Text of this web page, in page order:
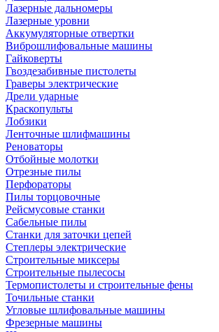
Лазерные дальномеры
Лазерные уровни
Аккумуляторные отвертки
Виброшлифовальные машины
Гайковерты
Гвоздезабивные пистолеты
Граверы электрические
Дрели ударные
Краскопульты
Лобзики
Ленточные шлифмашины
Реноваторы
Отбойные молотки
Отрезные пилы
Перфораторы
Пилы торцовочные
Рейсмусовые станки
Сабельные пилы
Станки для заточки цепей
Степлеры электрические
Строительные миксеры
Строительные пылесосы
Термопистолеты и строительные фены
Точильные станки
Угловые шлифовальные машины
Фрезерные машины